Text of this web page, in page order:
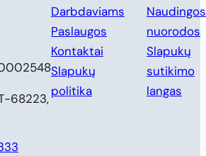
68223,
Darbdaviams
Paslaugos
Kontaktai
Slapukų
politika
Naudingos
nuorodos
Slapukų
sutikimo
langas